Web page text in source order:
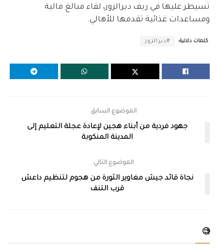
تسيطر عليها في ريف ديرالزور، لقاء مبالغ مالية
ومساعدات غذائية تقدمها للأهالي.
كلمات دلالية: #ديرالزور
الموضوع السابق
جهود فردية من أبناء هجين لإعادة عجلة التعليم إلى
المدينة المنكوبة
الموضوع التالي
نجاة قائد جيش مغاوير الثورة من هجوم لتنظيم داعش
قرب التنف
🧐